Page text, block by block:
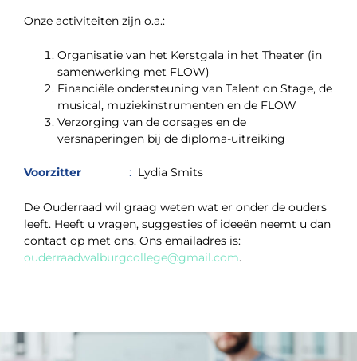
Onze activiteiten zijn o.a.:
Organisatie van het Kerstgala in het Theater (in
samenwerking met FLOW)
Financiële ondersteuning van Talent on Stage, de
musical, muziekinstrumenten en de FLOW
Verzorging van de corsages en de
versnaperingen bij de diploma-uitreiking
Voorzitter : Lydia Smits
De Ouderraad wil graag weten wat er onder de ouders
leeft. Heeft u vragen, suggesties of ideeën neemt u dan
contact op met ons. Ons emailadres is:
ouderraadwalburgcollege@gmail.com.